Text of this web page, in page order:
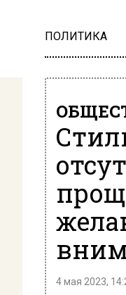
ПОЛИТИКА
4 мая 2023,